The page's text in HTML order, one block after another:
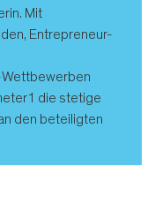
Mit
Entrepreneur-
die stetige
den beteiligten